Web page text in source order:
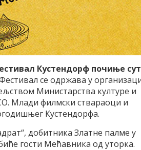
Кустендорф почиње
се одржава у
Министарства културе и
Млади филмски ствараоци и
Кустендорфа.
добитника Златне палме у
гости Мећавника од уторка.